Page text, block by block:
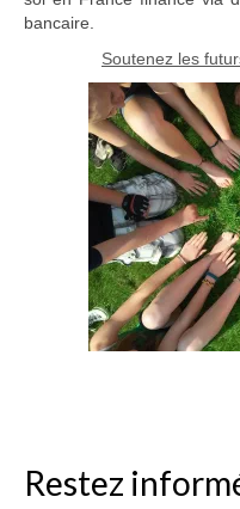
bancaire.
Soutenez les
Restez